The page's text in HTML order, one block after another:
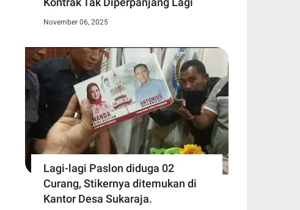
November 06, 2025
Lagi-lagi Paslon diduga 02
Curang, Stikernya ditemukan di
Kantor Desa Sukaraja.